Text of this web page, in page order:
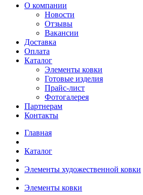
О компании
Новости
Отзывы
Вакансии
Доставка
Оплата
Каталог
Элементы ковки
Готовые изделия
Прайс-лист
Фотогалерея
Партнерам
Контакты
Главная
Каталог
Элементы художественной ковки
Элементы ковки